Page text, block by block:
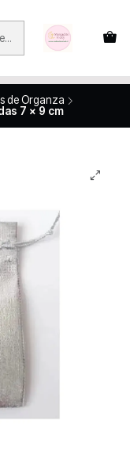
de Organza
7 x 9 cm